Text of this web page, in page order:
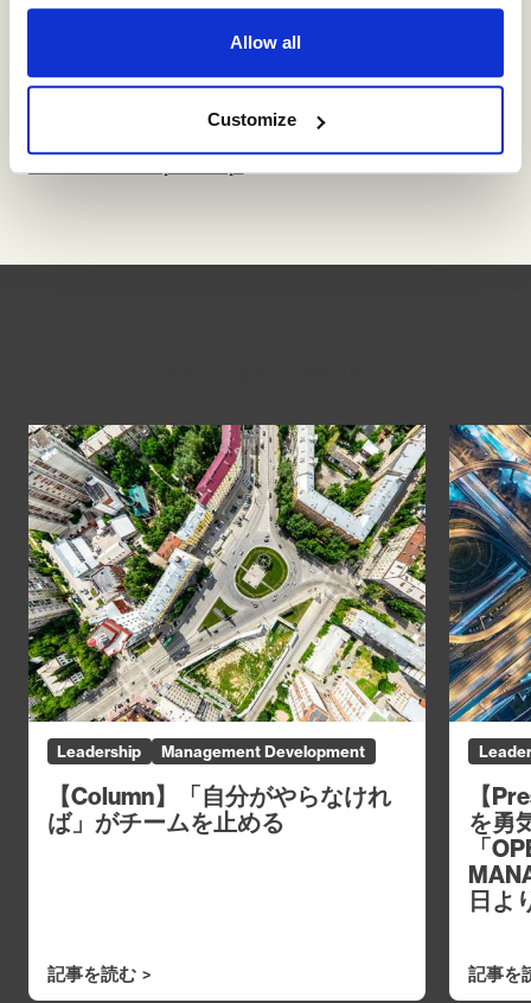
Allow all
Customize
回
、第2回、
回
>>>Back to News Release Top
Leadership Management Development
【Column】「自分がやらなけれ
ば」がチームを止める
記事を読む
【
を勇
「
日よ
記事を